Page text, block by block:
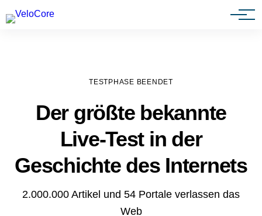
Agenturen & Webdesigner
TESTPHASE BEENDET
Der größte bekannte
Live-Test in der
Geschichte des Internets
2.000.000 Artikel und 54 Portale verlassen das
Web